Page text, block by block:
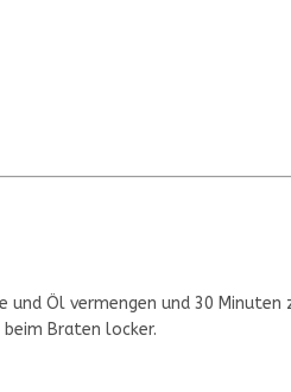
und Öl vermengen und 30 Minuten
Braten locker.